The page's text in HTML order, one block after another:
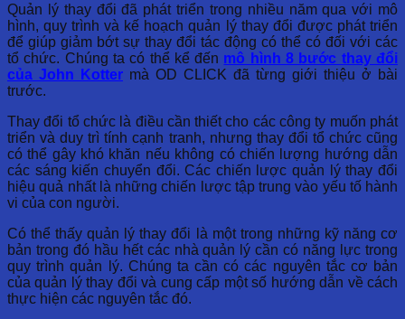
Quản lý thay đổi đã phát triển trong nhiều năm qua với mô
hình, quy trình và kế hoạch quản lý thay đổi được phát triển
để giúp giảm bớt sự thay đổi tác động có thể có đối với các
tổ chức. Chúng ta có thể kể đến mô hình 8 bước thay đổi
của John Kotter mà OD CLICK đã từng giới thiệu ở bài
trước.
Thay đổi tổ chức là điều cần thiết cho các công ty muốn phát
triển và duy trì tính cạnh tranh, nhưng thay đổi tổ chức cũng
có thể gây khó khăn nếu không có chiến lượng hướng dẫn
các sáng kiến chuyển đổi. Các chiến lược quản lý thay đổi
hiệu quả nhất là những chiến lược tập trung vào yếu tố hành
vi của con người.
Có thể thấy quản lý thay đổi là một trong những kỹ năng cơ
bản trong đó hầu hết các nhà quản lý cần có năng lực trong
quy trình quản lý. Chúng ta cần có các nguyên tắc cơ bản
của quản lý thay đổi và cung cấp một số hướng dẫn về cách
thực hiện các nguyên tắc đó.